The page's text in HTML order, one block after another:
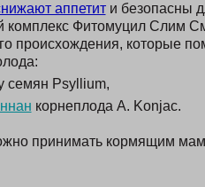
аппетити безопасны
комплекс Фитомуцил Слим
происхождения, которые
семян Psyllium,
корнеплода A. Konjac.
принимать кормящим